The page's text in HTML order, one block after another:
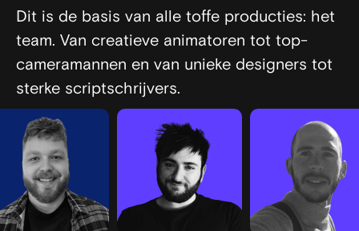
Dit is de basis van alle toffe producties: het
team. Van creatieve animatoren tot top-
cameramannen en van unieke designers tot
sterke scriptschrijvers.